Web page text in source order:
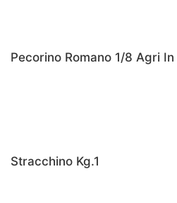
Pecorino Romano 1/8 Agri In
Stracchino Kg.1